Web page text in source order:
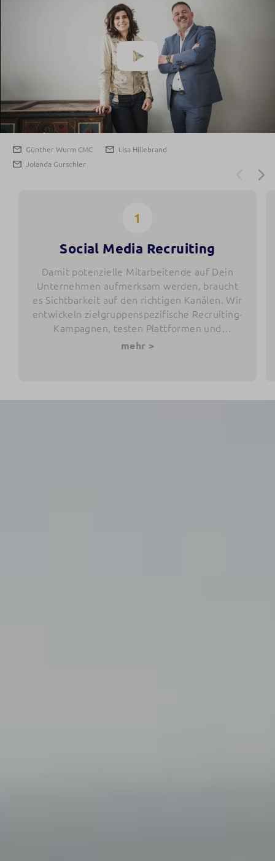
Play
Video
Günther Wurm CMC
Lisa Hillebrand
Jolanda Gurschler
Social Media Recruiting
Damit potenzielle Mitarbeitende auf Dein
Unternehmen aufmerksam werden, braucht
es Sichtbarkeit auf den richtigen Kanälen. Wir
entwickeln zielgruppenspezifische Recruiting-
Kampagnen, testen Plattformen und
unterstützen Dich dabei, qualifizierte
mehr >